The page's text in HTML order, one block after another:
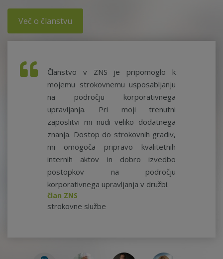
Več o članstvu
Članstvo v ZNS je pripomoglo k
mojemu strokovnemu usposabljanju
na področju korporativnega
upravljanja. Pri moji trenutni
zaposlitvi mi nudi veliko dodatnega
znanja. Dostop do strokovnih gradiv,
mi omogoča pripravo kvalitetnih
internih aktov in dobro izvedbo
postopkov na področju
korporativnega upravljanja v družbi.
član ZNS
strokovne službe